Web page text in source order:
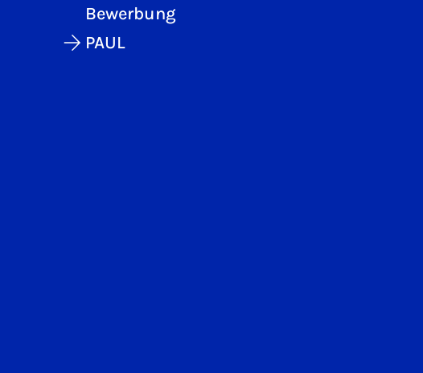
Bewerbung
PAUL